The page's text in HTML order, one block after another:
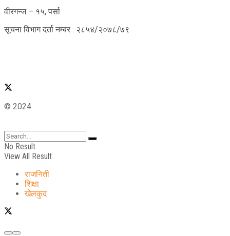
वीरगन्ज – १५, पर्सा
सूचना विभाग दर्ता नम्बर : २८५४/२०७८/७९
© 2024
No Result
View All Result
राजनिती
शिक्षा
खेलकुद